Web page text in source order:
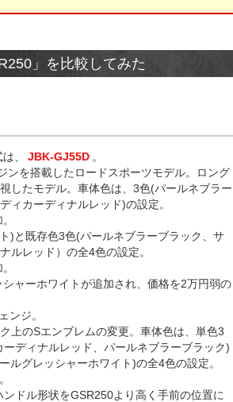
」を比較してみた
、 JBK-GJ55D 。
ンを搭載したロードスポーツモデル。ロング
したモデル。車体色は、3色(パールネブラー
ィカーディナルレッド)の設定。
)と既存色3色(パールネブラーブラック、サ
ルレッド）の全4色の設定。
ャーホワイトが追加され、価格を2万円弱の
ンジ。
上のSエンブレムの変更。車体色は、単色3
ディナルレッド、パールネブラーブラック)
ルグレッシャーホワイト)の全4色の設定。
ドル形状をGSR250より高く手前の位置に